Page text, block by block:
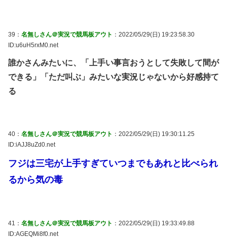
39： 名無しさん＠実況で競馬板アウト ：2022/05/29(日) 19:23:58.30
ID:u6uH5rxM0.net
誰かさんみたいに、「上手い事言おうとして失敗して間が
できる」「ただ叫ぶ」みたいな実況じゃないから好感持て
る
40： 名無しさん＠実況で競馬板アウト ：2022/05/29(日) 19:30:11.25
ID:iAJJ8uZd0.net
フジは三宅が上手すぎていつまでもあれと比べられ
るから気の毒
41： 名無しさん＠実況で競馬板アウト ：2022/05/29(日) 19:33:49.88
ID:AGEQMi8f0.net